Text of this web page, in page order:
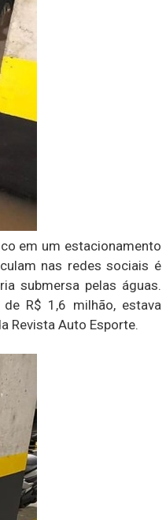
em um estacionamento
nas redes sociais é
submersa pelas águas.
R$ 1,6 milhão, estava
Revista Auto Esporte.